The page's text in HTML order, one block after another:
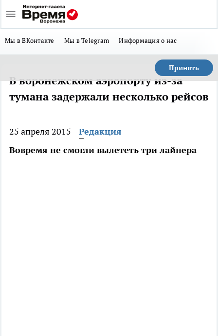
Мы в ВКонтакте Мы в Telegram Информация о нас
Принять
В воронежском аэропорту из-за
тумана задержали несколько рейсов
25 апреля 2015
Редакция
Вовремя не смогли вылететь три лайнера